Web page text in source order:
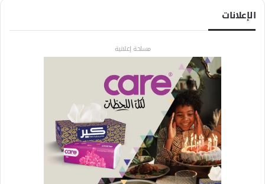
الإعلانات
مساحة إعلانية